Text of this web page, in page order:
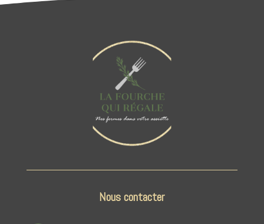
Nous contacter